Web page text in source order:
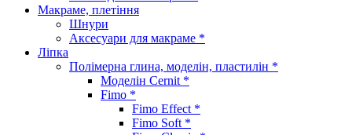
Макраме, плетіння
Шнури
Аксесуари для макраме *
Ліпка
Полімерна глина, моделін, пластилін *
Моделін Cernit *
Fimo *
Fimo Effect *
Fimo Soft *